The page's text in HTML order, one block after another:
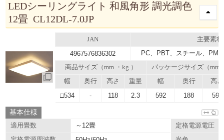
LEDシーリングライト 和風角形 調光調色
12畳 CL12DL-7.0JP
JAN 主要素材
4967576836302 PC、PBT、スチール、
商品サイズ（mm ・kg ）
パッケージサイズ（mm
幅
奥行 高さ 重量 幅 奥行 高さ
□534 - 118 2.3 592 188 592
基本仕様
適用畳数 ～12畳
定格電源電圧